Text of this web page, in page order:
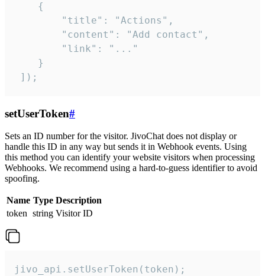
    {
        "title": "Actions",
        "content": "Add contact",
        "link": "..."
    }
]);
setUserToken#
Sets an ID number for the visitor. JivoChat does not display or
handle this ID in any way but sends it in Webhook events. Using
this method you can identify your website visitors when processing
Webhooks. We recommend using a hard-to-guess identifier to avoid
spoofing.
Name Type Description
token string Visitor ID
jivo_api.setUserToken(token);